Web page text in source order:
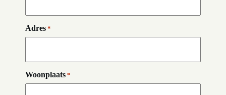
Adres *
Woonplaats *